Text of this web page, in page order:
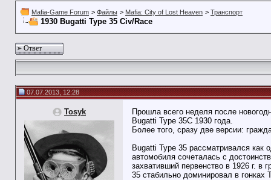
Mafia-Game Forum > Файлы > Mafia: City of Lost Heaven > Транспорт
1930 Bugatti Type 35 Civ/Race
Ответ
07.07.2013, 12:28
Tosyk
Прошла всего неделя после
Bugatti Type 35C 1930 года.
Более того, сразу две версии:
Bugatti Type 35 рассматривался как
автомобиля сочеталась с
захвативший первенство в 1926 г. в
35 стабильно доминировал в гонках